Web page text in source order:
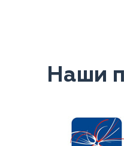
Наши